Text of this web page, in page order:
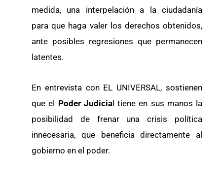
medida, una interpelación a la ciudadanía
para que haga valer los derechos obtenidos,
ante posibles regresiones que permanecen
latentes.
En entrevista con EL UNIVERSAL, sostienen
que el Poder Judicial tiene en sus manos la
posibilidad de frenar una crisis política
innecesaria, que beneficia directamente al
gobierno en el poder.